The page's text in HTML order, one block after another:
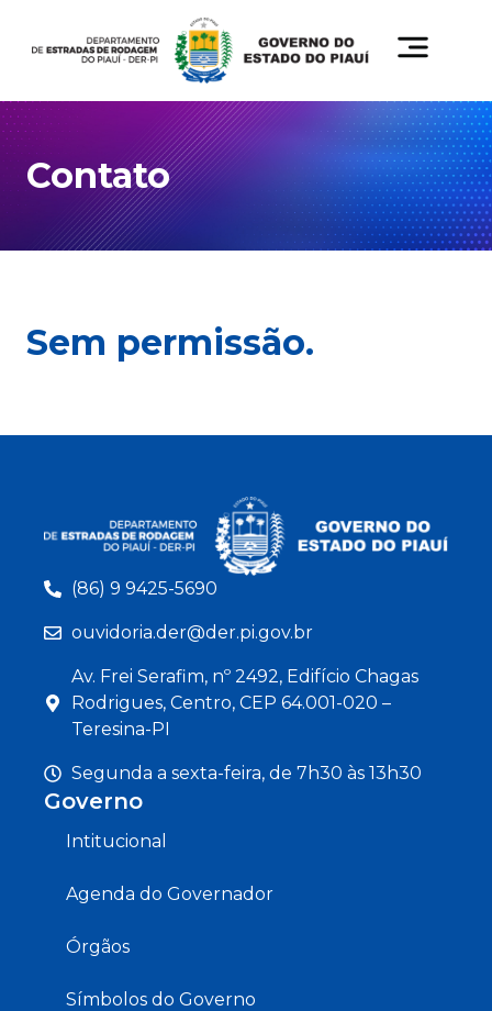
Contato
Sem permissão.
(86) 9 9425-5690
ouvidoria.der@der.pi.gov.br
Av. Frei Serafim, nº 2492, Edifício Chagas
Rodrigues, Centro, CEP 64.001-020 –
Teresina-PI
Segunda a sexta-feira, de 7h30 às 13h30
Governo
Intitucional
Agenda do Governador
Órgãos
Símbolos do Governo